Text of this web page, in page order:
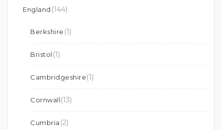
England (144)
Berkshire (1)
Bristol (1)
Cambridgeshire(1)
Cornwall(13)
Cumbria (2)